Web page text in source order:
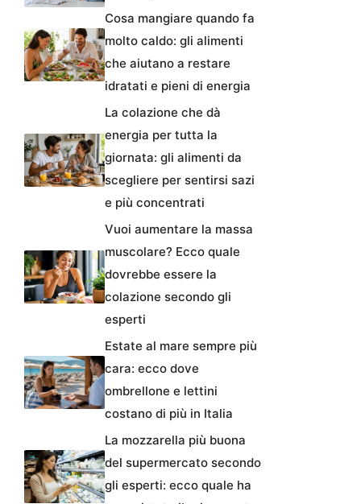
Cosa mangiare quando fa
molto caldo: gli alimenti
che aiutano a restare
idratati e pieni di energia
La colazione che dà
energia per tutta la
giornata: gli alimenti da
scegliere per sentirsi sazi
e più concentrati
Vuoi aumentare la massa
muscolare? Ecco quale
dovrebbe essere la
colazione secondo gli
esperti
Estate al mare sempre più
cara: ecco dove
ombrellone e lettini
costano di più in Italia
La mozzarella più buona
del supermercato secondo
gli esperti: ecco quale ha